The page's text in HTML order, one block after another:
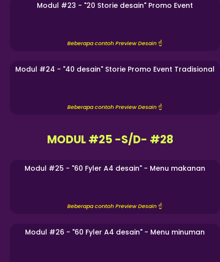
Modul #23 - "20 Storie desain" Promo Event
Beberapa contoh Preview Desain ☝️
Modul #24 - "40 desain" Storie Promo Event Tradisional
Beberapa contoh Preview Desain ☝️
MODUL #25 -S/D- #28
Modul #25 - "60 Fyler A4 desain" - Menu makanan
Beberapa contoh Preview Desain ☝️
Modul #26 - "60 Fyler A4 desain" - Menu minuman